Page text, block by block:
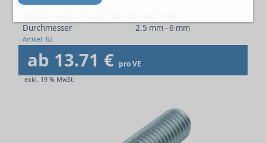
Durchmesser
2.5 mm - 6 mm
Artikel: 62
ab 13.71 € pro VE
exkl. 19 % MwSt.